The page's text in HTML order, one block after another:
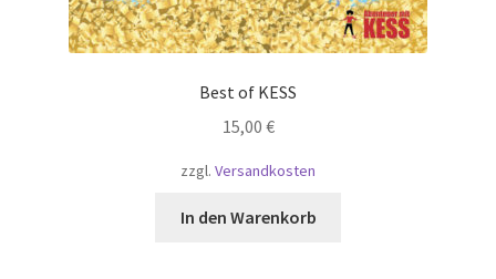
Mein Konto
Best of KESS
15,00 €
zzgl. Versandkosten
In den Warenkorb